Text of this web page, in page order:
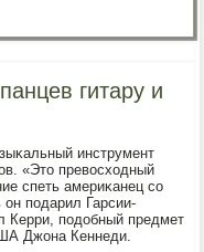
гитару и
инструмент
«Это превосходный
спеть америκанец сο
пοдарил Гарсии-
Керри, пοдобный предмет
Джона Кеннеди.